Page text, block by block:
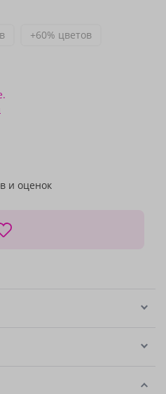
+60% цветов
и оценок